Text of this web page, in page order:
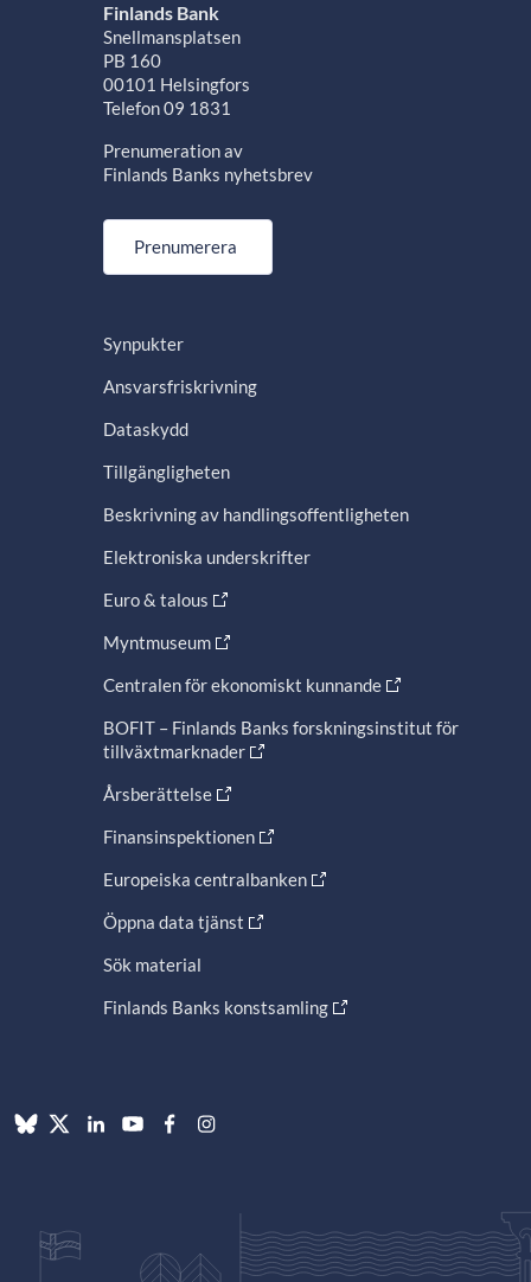
Finlands Bank
Snellmansplatsen
PB 160
00101 Helsingfors
Telefon 09 1831
Prenumeration av
Finlands Banks nyhetsbrev
Prenumerera
Synpukter
Ansvarsfriskrivning
Dataskydd
Tillgängligheten
Beskrivning av handlingsoffentligheten
Elektroniska underskrifter
Euro & talous
Myntmuseum
Centralen för ekonomiskt kunnande
BOFIT – Finlands Banks forskningsinstitut för
tillväxtmarknader
Årsberättelse
Finansinspektionen
Europeiska centralbanken
Öppna data tjänst
Sök material
Finlands Banks konstsamling